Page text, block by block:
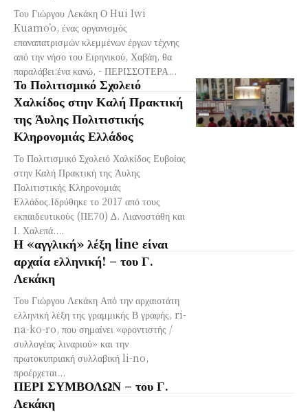
Του Γιώργου Λεκάκη Ο Hui Iwi
Kuamo’o, ένας οργανισμός
επαναπατρισμών κλεμμένων έργων τέχνης
από την νήσο του Ειρηνικού, Χαβάη, θα
παραλάβει:ένα κανώ, - ΠΕΡΙΣΣΟΤΕΡΑ...
Το Πολιτισμικό Σχολειό
Χαλκίδος στην Καλή Πρακτική
της Άυλης Πολιτιστικής
Κληρονομιάς Ελλάδος
Το Πολιτισμικό Σχολειό Χαλκίδος Ευβοίας
στην Καλή Πρακτική της Άυλης
Πολιτιστικής Κληρονομιάς
Ελλάδος.Ιδρύθηκε το 2017 από τους
εκπαιδευτικούς (ΠΕ70) Δ. Λιανοστάθη και
Ι. Χαλεπά....
Η «αγγλική» λέξη line είναι
αρχαία ελληνική! – του Γ.
Λεκάκη
Του Γιώργου Λεκάκη Από την αρχαιοτάτη
ελληνική λέξη της γραμμικής Β γραφής, ri-
na-ko-ro, που σημαίνει «φροντιστής /
συλλογέας λιναριού» και την
πρωτοκυπριακή συλλαβική li-no,
προέρχεται...
ΠΕΡΙ ΣΥΜΒΟΛΩΝ – του Γ.
Λεκάκη